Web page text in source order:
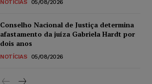
NOTÍCIAS 05/08/2026
Conselho Nacional de Justiça determina
afastamento da juíza Gabriela Hardt por
dois anos
NOTÍCIAS 05/08/2026